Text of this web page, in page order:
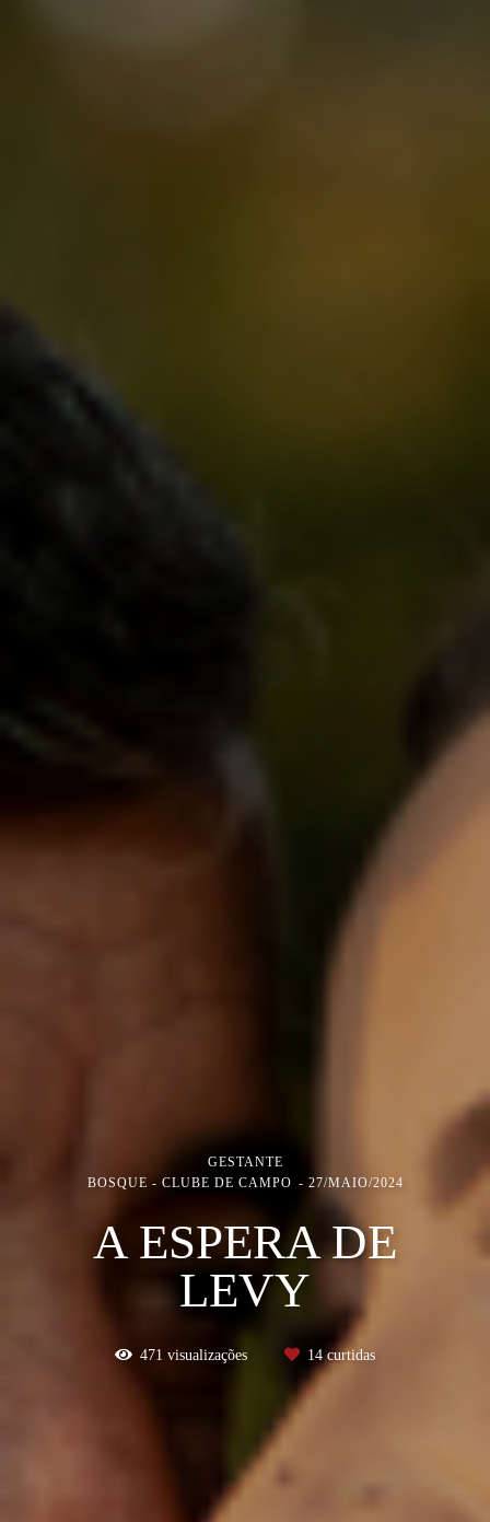
GESTANTE
BOSQUE - CLUBE DE CAMPO
27/MAIO/2024
A ESPERA DE
LEVY
471 visualizações 14curtidas